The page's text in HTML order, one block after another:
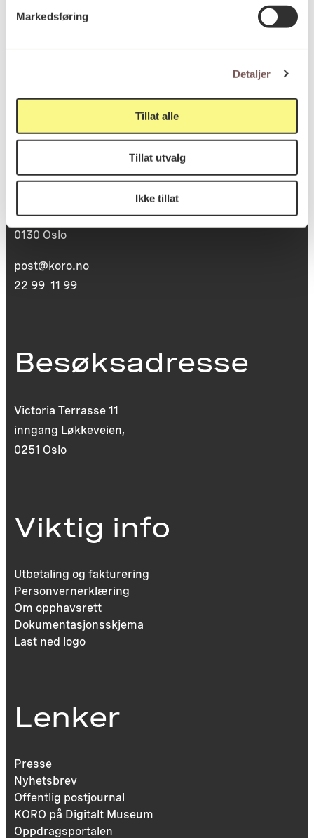
Markedsføring
Detaljer
Tillat alle
Tillat utvalg
Ikke tillat
Postadresse
St. Olavs plass
0130 Oslo
post@koro.no
22 99 11 99
Besøksadresse
Victoria Terrasse 11
inngang Løkkeveien,
0251 Oslo
Viktig info
Utbetaling og fakturering
Personvernerklæring
Om opphavsrett
Dokumentasjonsskjema
Last ned logo
Lenker
Presse
Nyhetsbrev
Offentlig postjournal
KORO på Digitalt Museum
Oppdragsportalen